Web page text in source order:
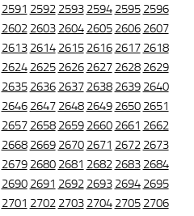
2591 2592 2593 2594 2595 2596
2602 2603 2604 2605 2606 2607
2613 2614 2615 2616 2617 2618
2624 2625 2626 2627 2628 2629
2635 2636 2637 2638 2639 2640
2646 2647 2648 2649 2650 2651
2657 2658 2659 2660 2661 2662
2668 2669 2670 2671 2672 2673
2679 2680 2681 2682 2683 2684
2690 2691 2692 2693 2694 2695
2701 2702 2703 2704 2705 2706